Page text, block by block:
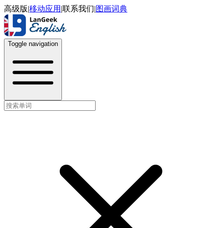
高级版|移动应用 |联系我们|图画词典
Toggle navigation